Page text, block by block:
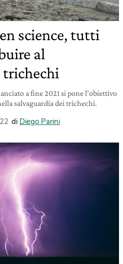
science, tutti
al
trichechi
a fine 2021 si pone l’obiettivo
salvaguardia dei trichechi.
di Diego Parini